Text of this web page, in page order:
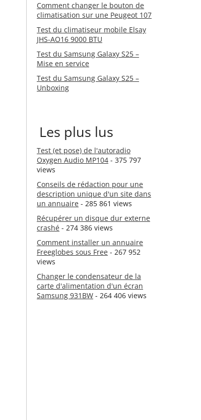
Comment changer le bouton de
climatisation sur une Peugeot 107
Test du climatiseur mobile Elsay
JHS-AO16 9000 BTU
Test du Samsung Galaxy S25 –
Mise en service
Test du Samsung Galaxy S25 –
Unboxing
Les plus lus
Test (et pose) de l'autoradio
Oxygen Audio MP104 - 375 797
views
Conseils de rédaction pour une
description unique d'un site dans
un annuaire - 285 861 views
Récupérer un disque dur externe
crashé - 274 386 views
Comment installer un annuaire
Freeglobes sous Free - 267 952
views
Changer le condensateur de la
carte d'alimentation d'un écran
Samsung 931BW - 264 406 views